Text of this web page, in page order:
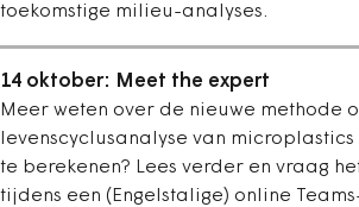
toekomstige milieu-analyses.
14 oktober: Meet the expert
Meer weten over de nieuwe methode
levenscyclusanalyse van
te berekenen? Lees verder en vraag
tijdens een (Engelstalige) online